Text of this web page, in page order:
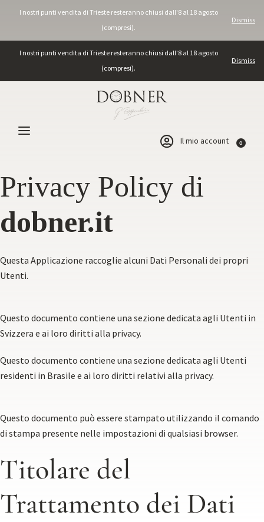
I nostri punti vendita di Trieste resteranno chiusi dall'8 al 18 agosto
(compresi).
Dismiss
I nostri punti vendita di Trieste resteranno chiusi dall'8 al 18 agosto
(compresi).
Dismiss
Il mio account 0
Privacy Policy di
dobner.it
Questa Applicazione raccoglie alcuni Dati Personali dei propri
Utenti.
Questo documento contiene una sezione dedicata agli Utenti in
Svizzera e ai loro diritti alla privacy.
Questo documento contiene una sezione dedicata agli Utenti
residenti in Brasile e ai loro diritti relativi alla privacy.
Questo documento può essere stampato utilizzando il comando
di stampa presente nelle impostazioni di qualsiasi browser.
Titolare del
Trattamento dei Dati